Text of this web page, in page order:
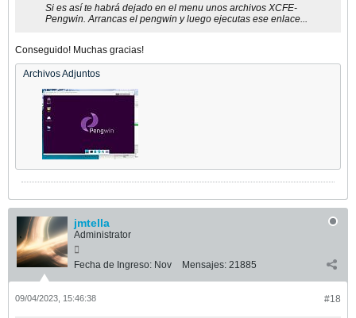
Si es así te habrá dejado en el menu unos archivos XCFE-
Pengwin. Arrancas el pengwin y luego ejecutas ese enlace...
Conseguido! Muchas gracias!
Archivos Adjuntos
jmtella
Administrator
Fecha de Ingreso: Nov Mensajes: 21885
#18
09/04/2023, 15:46:38